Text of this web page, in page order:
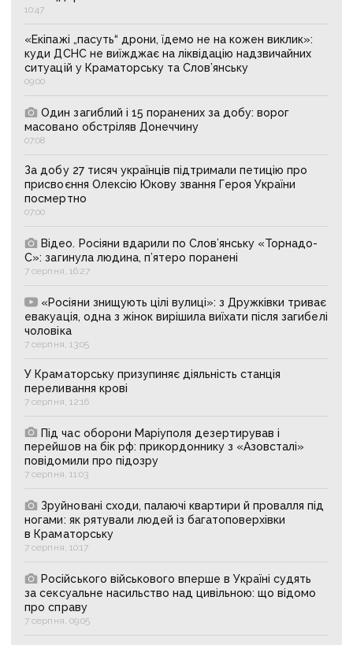
10:47
«Екіпажі „пасуть“ дрони, їдемо не на кожен виклик»:
куди ДСНС не виїжджає на ліквідацію надзвичайних
ситуацій у Краматорську та Слов’янську
09:00
Один загиблий і 15 поранених за добу: ворог
масовано обстріляв Донеччину
07:08
За добу 27 тисяч українців підтримали петицію про
присвоєння Олексію Юкову звання Героя України
посмертно
07:00
Відео. Росіяни вдарили по Слов’янську «Торнадо-
С»: загинула людина, п’ятеро поранені
7 серпня, 16:27
«Росіяни знищують цілі вулиці»: з Дружківки триває
евакуація, одна з жінок вирішила виїхати після загибелі
чоловіка
7 серпня, 13:05
У Краматорську призупиняє діяльність станція
переливання крові
7 серпня, 12:16
Під час оборони Маріуполя дезертирував і
перейшов на бік рф: прикордоннику з «Азовсталі»
повідомили про підозру
7 серпня, 11:03
Зруйновані сходи, палаючі квартири й провалля під
ногами: як рятували людей із багатоповерхівки
в Краматорську
7 серпня, 10:17
Російського військового вперше в Україні судять
за сексуальне насильство над цивільною: що відомо
про справу
7 серпня, 09:05